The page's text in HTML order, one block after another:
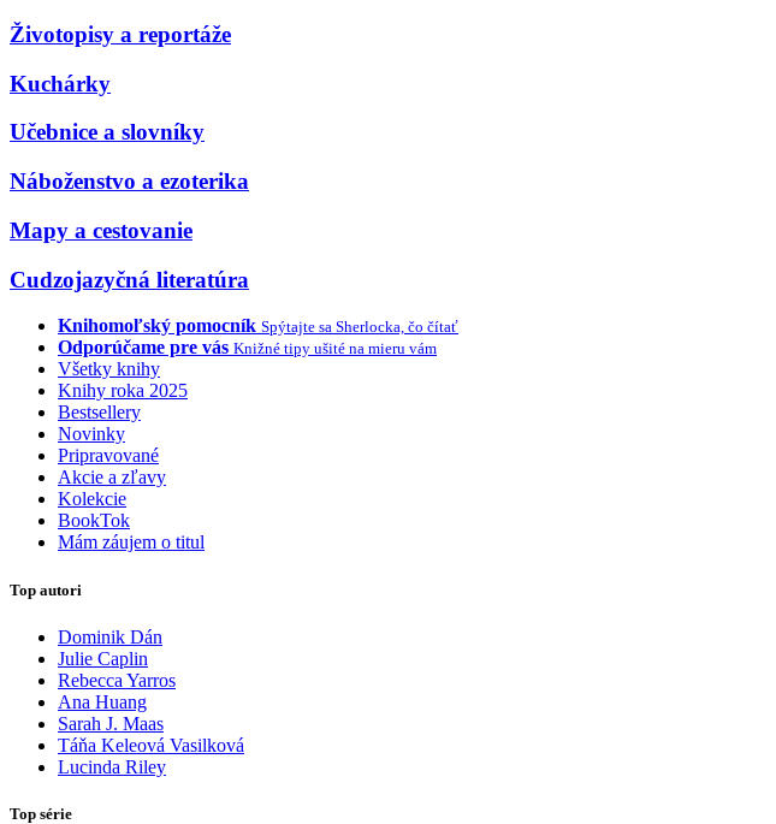
Životopisy a reportáže
Kuchárky
Učebnice a slovníky
Náboženstvo a ezoterika
Mapy a cestovanie
Cudzojazyčná literatúra
Knihomoľský pomocník Spýtajte sa Sherlocka, čo čítať
Odporúčame pre vás Knižné tipy ušité na mieru vám
Všetky knihy
Knihy roka 2025
Bestsellery
Novinky
Pripravované
Akcie a zľavy
Kolekcie
BookTok
Mám záujem o titul
Top autori
Dominik Dán
Julie Caplin
Rebecca Yarros
Ana Huang
Sarah J. Maas
Táňa Keleová Vasilková
Lucinda Riley
Top série